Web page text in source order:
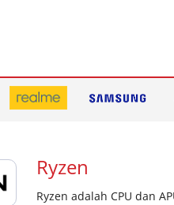
Ryzen
Ryzen adalah CPU dan